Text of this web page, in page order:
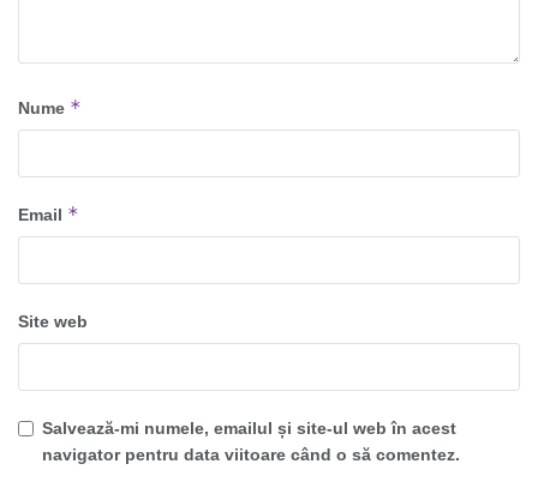
Nume *
Email *
Site web
Salvează-mi numele, emailul și site-ul web în acest
navigator pentru data viitoare când o să comentez.